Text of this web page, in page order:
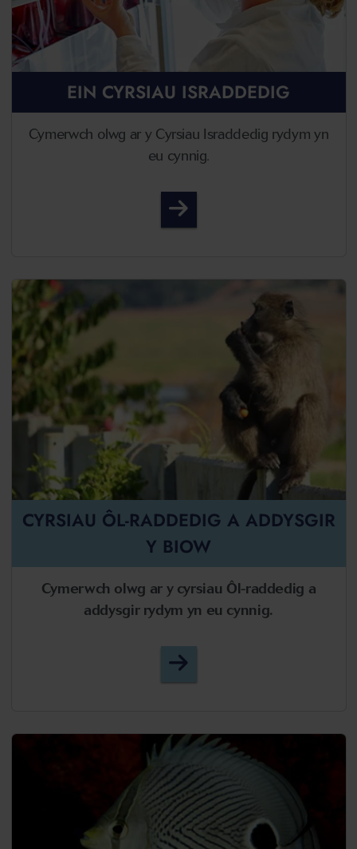
EIN CYRSIAU ISRADDEDIG
Cymerwch olwg ar y Cyrsiau Israddedig rydym yn
eu cynnig.
Biowyddorau Cyrsiau
CYRSIAU ÔL-RADDEDIG A ADDYSGIR
Y BIOW
Cymerwch olwg ar y cyrsiau Ôl-raddedig a
addysgir rydym yn eu cynnig.
Cyrsiau Ôl-raddedig a